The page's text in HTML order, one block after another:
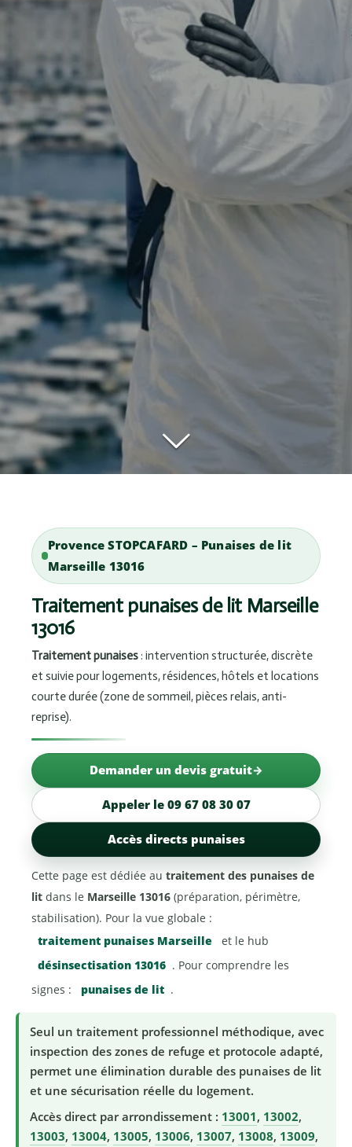
Provence STOPCAFARD – Punaises de lit
Marseille 13016
Traitement punaises de lit Marseille
13016
Traitement punaises: intervention structurée, discrète
et suivie pour logements, résidences, hôtels et locations
courte durée (zone de sommeil, pièces relais, anti-
reprise).
Demander un devis gratuit
Appeler le 09 67 08 30 07
Accès directs punaises
Cette page est dédiée au traitement des punaises de
lit dans le Marseille 13016 (préparation, périmètre,
stabilisation). Pour la vue globale :
traitement punaises Marseille
et le hub
désinsectisation 13016 . Pour comprendre les
signes :
punaises de lit .
Seul un traitement professionnel méthodique, avec
inspection des zones de refuge et protocole adapté,
permet une élimination durable des punaises de lit
et une sécurisation réelle du logement.
Accès direct par arrondissement : 13001, 13002,
13003, 13004, 13005, 13006, 13007, 13008, 13009,